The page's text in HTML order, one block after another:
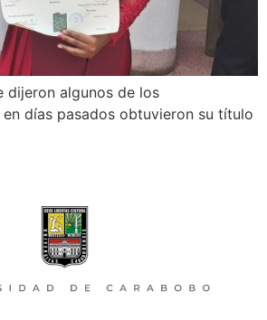
dijeron algunos de los
días pasados obtuvieron su título